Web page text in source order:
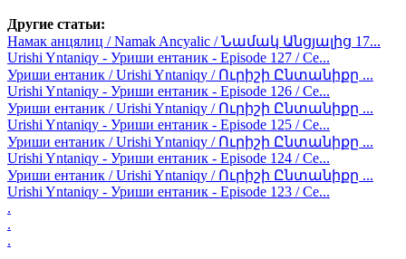
Другие статьи:
Намак анцялиц / Namak Ancyalic / Նամակ Անցյալից 17...
Urishi Yntaniqy - Уриши ентаник - Episode 127 / Се...
Уриши ентаник / Urishi Yntaniqy / Ուրիշի Ընտանիքը ...
Urishi Yntaniqy - Уриши ентаник - Episode 126 / Се...
Уриши ентаник / Urishi Yntaniqy / Ուրիշի Ընտանիքը ...
Urishi Yntaniqy - Уриши ентаник - Episode 125 / Се...
Уриши ентаник / Urishi Yntaniqy / Ուրիշի Ընտանիքը ...
Urishi Yntaniqy - Уриши ентаник - Episode 124 / Се...
Уриши ентаник / Urishi Yntaniqy / Ուրիշի Ընտանիքը ...
Urishi Yntaniqy - Уриши ентаник - Episode 123 / Се...
.
.
.